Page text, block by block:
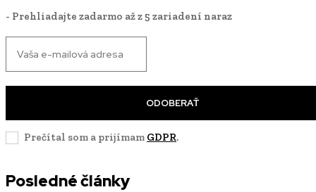
- Prehliadajte zadarmo až z 5 zariadení naraz
ODOBERAŤ
Prečítal som a prijímam GDPR.
Posledné články